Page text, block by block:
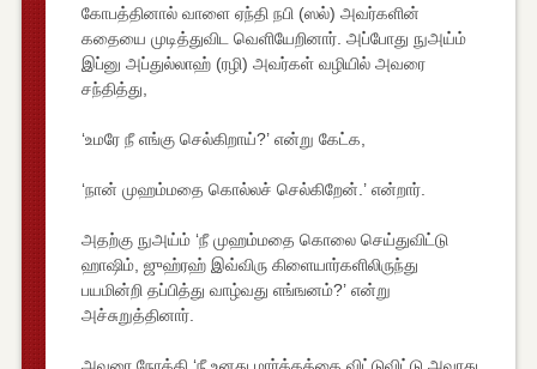
கோபத்தினால் வாளை ஏந்தி நபி (ஸல்) அவர்களின்
கதையை முடித்துவிட வெளியேறினார். அப்போது நுஅய்ம்
இப்னு அப்துல்லாஹ் (ரழி) அவர்கள் வழியில் அவரை
சந்தித்து,
‘உமரே நீ எங்கு செல்கிறாய்?’ என்று கேட்க,
‘நான் முஹம்மதை கொல்லச் செல்கிறேன்.’ என்றார்.
அதற்கு நுஅய்ம் ‘நீ முஹம்மதை கொலை செய்துவிட்டு
ஹாஷிம், ஜுஹ்ரஹ் இவ்விரு கிளையார்களிலிருந்து
பயமின்றி தப்பித்து வாழ்வது எங்ஙனம்?’ என்று
அச்சுறுத்தினார்.
அவரை நோக்கி ‘நீ உனது மார்க்கத்தை விட்டுவிட்டு அவரது